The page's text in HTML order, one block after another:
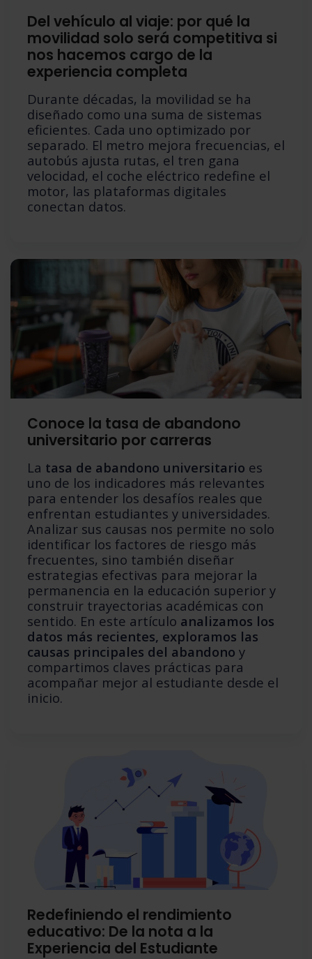
Del vehículo al viaje: por qué la
movilidad solo será competitiva si
nos hacemos cargo de la
experiencia completa
Durante décadas, la movilidad se ha
diseñado como una suma de sistemas
eficientes. Cada uno optimizado por
separado. El metro mejora frecuencias, el
autobús ajusta rutas, el tren gana
velocidad, el coche eléctrico redefine el
motor, las plataformas digitales
conectan datos.
Conoce la tasa de abandono
universitario por carreras
La tasa de abandono universitario es
uno de los indicadores más relevantes
para entender los desafíos reales que
enfrentan estudiantes y universidades.
Analizar sus causas nos permite no solo
identificar los factores de riesgo más
frecuentes, sino también diseñar
estrategias efectivas para mejorar la
permanencia en la educación superior y
construir trayectorias académicas con
sentido. En este artículo analizamos los
datos más recientes, exploramos las
causas principales del abandono y
compartimos claves prácticas para
acompañar mejor al estudiante desde el
inicio.
Redefiniendo el rendimiento
educativo: De la nota a la
Experiencia del Estudiante